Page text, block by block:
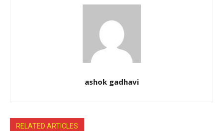
ashok gadhavi
RELATED ARTICLES